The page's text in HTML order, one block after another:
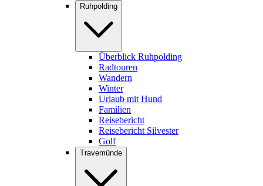
Ruhpolding
Überblick Ruhpolding
Radtouren
Wandern
Winter
Urlaub mit Hund
Familien
Reisebericht
Reisebericht Silvester
Golf
Travemünde